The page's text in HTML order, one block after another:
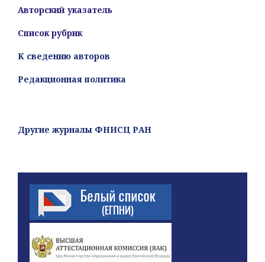
Авторский указатель
Список рубрик
К сведению авторов
Редакционная политика
Другие журналы ФНИСЦ РАН